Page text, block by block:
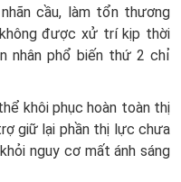
cầu, làm tổn thương
được xử trí kịp thời
nhân phổ biến thứ 2 chỉ
khôi phục hoàn toàn thị
giữ lại phần thị lực chưa
nguy cơ mất ánh sáng